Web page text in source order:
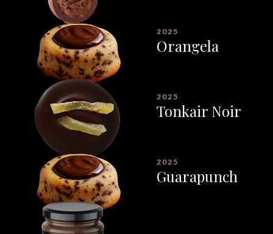
2025
Orangela
2025
Tonkair Noir
2025
Guarapunch